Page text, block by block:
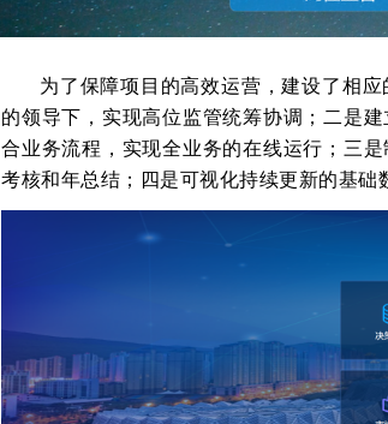
为了保障项目的高效运营，建设了相
的领导下，实现高位监管统筹协调；二是
合业务流程，实现全业务的在线运行；三
考核和年总结；四是可视化持续更新的基础